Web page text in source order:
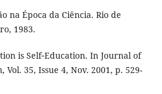
na Época da Ciência. Rio de
1983.
is Self‐Education. In Journal of
Vol. 35, Issue 4, Nov. 2001, p. 529-